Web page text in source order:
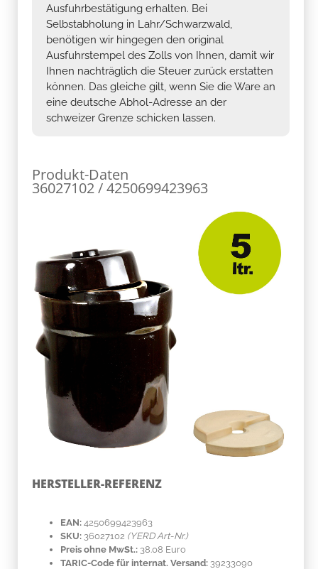
Ausfuhrbestätigung erhalten. Bei
Selbstabholung in Lahr/Schwarzwald,
benötigen wir hingegen den original
Ausfuhrstempel des Zolls von Ihnen, damit wir
Ihnen nachträglich die Steuer zurück erstatten
können. Das gleiche gilt, wenn Sie die Ware an
eine deutsche Abhol-Adresse an der
schweizer Grenze schicken lassen.
Produkt-Daten
36027102 / 4250699423963
HERSTELLER-REFERENZ
EAN: 4250699423963
SKU: 36027102 (YERD Art-Nr.)
Preis ohne MwSt.: 38.08 Euro
TARIC-Code für internat. Versand: 39233090